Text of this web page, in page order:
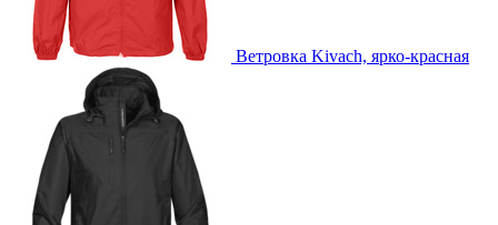
Ветровка Kivach, ярко-красная